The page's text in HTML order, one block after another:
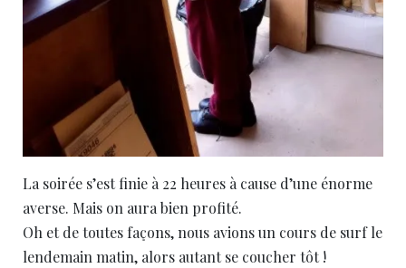
La soirée s’est finie à 22 heures à cause d’une énorme
averse. Mais on aura bien profité.
Oh et de toutes façons, nous avions un cours de surf le
lendemain matin, alors autant se coucher tôt !